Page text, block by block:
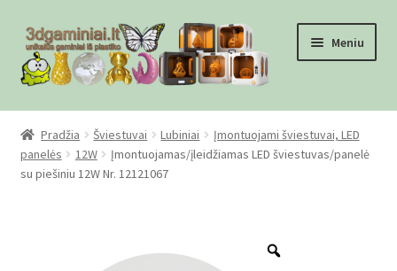
Pereiti
prie
meniu
Pereiti
prie
turinio
Meniu
Pradžia
Checkout
Pradžia Šviestuvai Lubiniai
Įmontuojami šviestuvai, LED
panelės
12W
Įmontuojamas/įleidžiamas LED šviestuvas/panelė
su piešiniu 12W Nr. 12121067